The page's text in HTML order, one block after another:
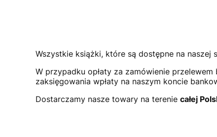
Wszystkie książki, które są dostępne na naszej
W przypadku opłaty za zamówienie
zaksięgowania wpłaty na naszym koncie
Dostarczamy nasze towary na terenie całej